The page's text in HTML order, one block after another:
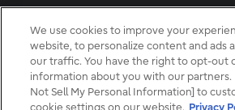
導入支援
お役立ち記事
We use cookies to improve your
website, to personalize content and ads
our traffic. You have the right to opt-out
information about you with our partners.
Not Sell My Personal Information] to
cookie settings on our website. Privacy